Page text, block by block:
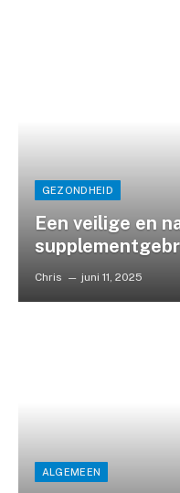
GEZONDHEID
Een veilige en
Chris juni 11, 2025
ALGEMEEN